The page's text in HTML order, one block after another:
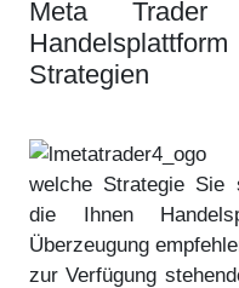
Meta
Strategien
welche Strategie Sie
die Ihnen
Überzeugung
zur Verfügung